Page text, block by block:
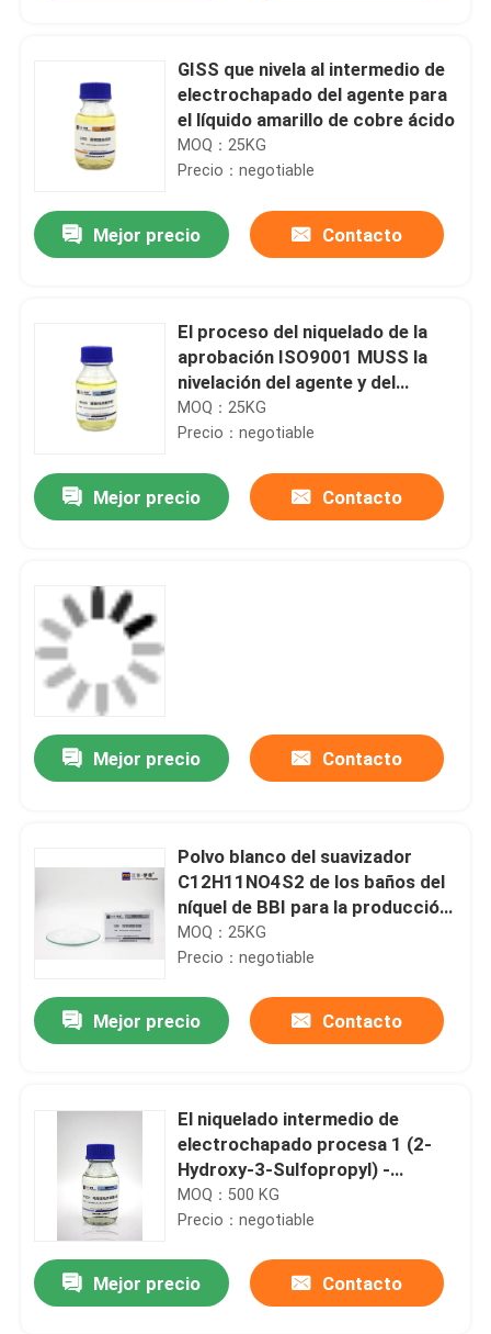
GISS que nivela al intermedio de
electrochapado del agente para
el líquido amarillo de cobre ácido
MOQ：25KG
Precio：negotiable
Mejor precio Contacto
El proceso del niquelado de la
aprobación ISO9001 MUSS la
nivelación del agente y del
abrillantador
MOQ：25KG
Precio：negotiable
Mejor precio Contacto
Mejor precio Contacto
Polvo blanco del suavizador
C12H11NO4S2 de los baños del
níquel de BBI para la producción
un depósito blanco brillante
MOQ：25KG
Precio：negotiable
Mejor precio Contacto
El niquelado intermedio de
electrochapado procesa 1 (2-
Hydroxy-3-Sulfopropyl) -
Pyridinium Betane
MOQ：500 KG
Precio：negotiable
Mejor precio Contacto